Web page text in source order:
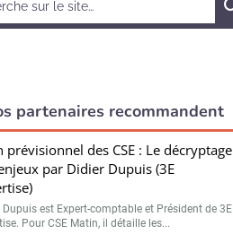
partenaires recommandent
prévisionnel des CSE : Le décryptage
par Didier Dupuis (3E
Dupuis est Expert-comptable et Président de 3E
Pour CSE Matin, il détaille les...